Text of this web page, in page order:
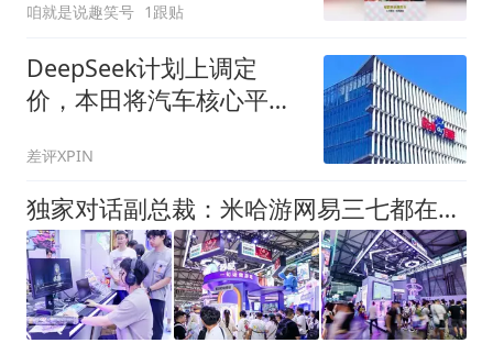
咱就是说趣笑号 1跟贴
DeepSeek计划上调定
价，本田将汽车核心平台
局AI办公，张一鸣称字节
不会依赖AI蒸馏技术，这
就是今天的其他大新闻！
差评XPIN
独家对话副总裁：米哈游网易三七都在用，游戏圈幕后AI大佬现身